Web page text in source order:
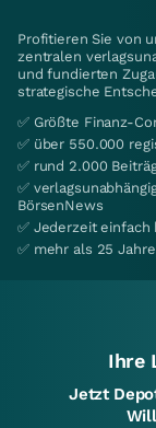
Profitieren Sie von
zentralen
und fundierten
strategische
✅ Größte Finanz-
✅ über 550.000
✅ rund 2.000
✅
BörsenNews
✅ Jederzeit einfach
✅ mehr als 25
Ihre
Jetzt